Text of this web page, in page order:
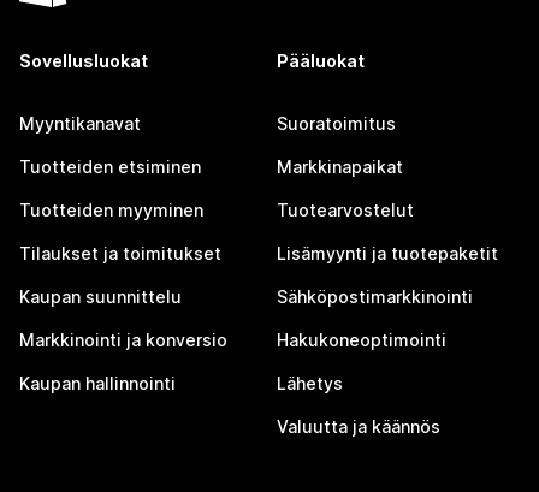
Sovellusluokat
Myyntikanavat
Tuotteiden etsiminen
Tuotteiden myyminen
Tilaukset ja toimitukset
Kaupan suunnittelu
Markkinointi ja konversio
Kaupan hallinnointi
Pääluokat
Suoratoimitus
Markkinapaikat
Tuotearvostelut
Lisämyynti ja tuotepaketit
Sähköpostimarkkinointi
Hakukoneoptimointi
Lähetys
Valuutta ja käännös